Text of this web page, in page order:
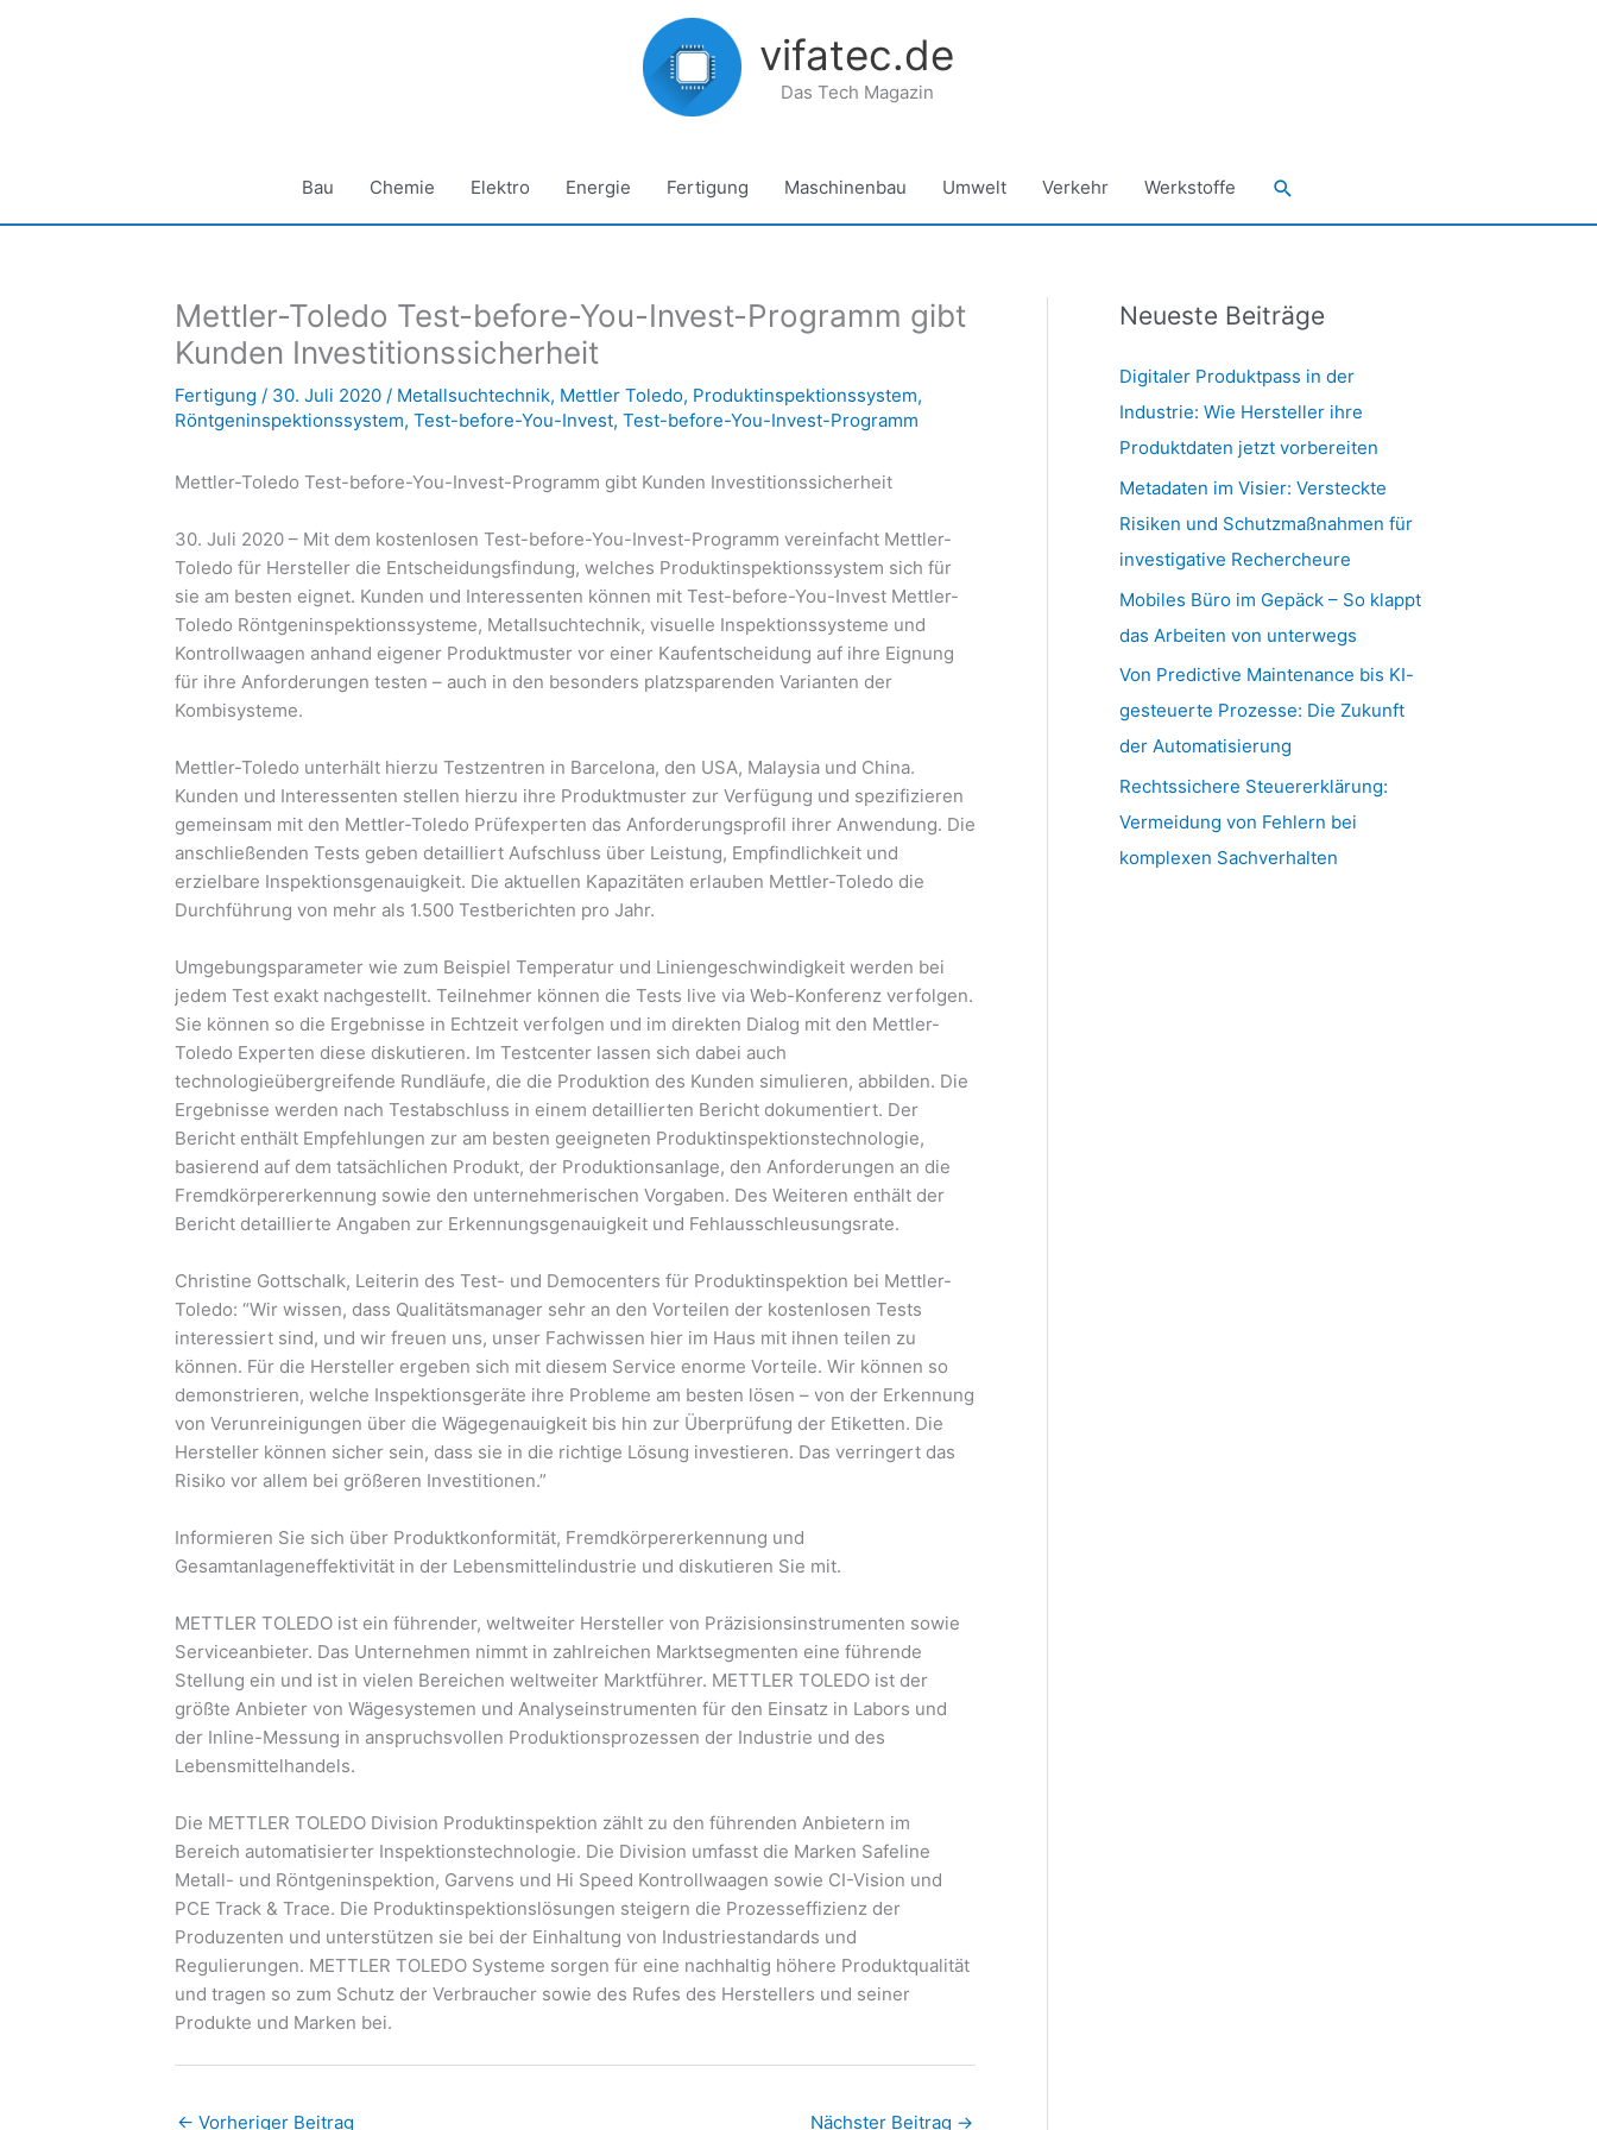
vifatec.de
Das Tech Magazin
Bau Chemie Elektro Energie Fertigung Maschinenbau Umwelt Verkehr Werkstoffe Suchen
Mettler-Toledo Test-before-You-Invest-Programm gibt
Kunden Investitionssicherheit
Fertigung / 30. Juli 2020 / Metallsuchtechnik, Mettler Toledo, Produktinspektionssystem,
Röntgeninspektionssystem, Test-before-You-Invest, Test-before-You-Invest-Programm
Mettler-Toledo Test-before-You-Invest-Programm gibt Kunden Investitionssicherheit
30. Juli 2020 – Mit dem kostenlosen Test-before-You-Invest-Programm vereinfacht Mettler-
Toledo für Hersteller die Entscheidungsfindung, welches Produktinspektionssystem sich für
sie am besten eignet. Kunden und Interessenten können mit Test-before-You-Invest Mettler-
Toledo Röntgeninspektionssysteme, Metallsuchtechnik, visuelle Inspektionssysteme und
Kontrollwaagen anhand eigener Produktmuster vor einer Kaufentscheidung auf ihre Eignung
für ihre Anforderungen testen – auch in den besonders platzsparenden Varianten der
Kombisysteme.
Mettler-Toledo unterhält hierzu Testzentren in Barcelona, den USA, Malaysia und China.
Kunden und Interessenten stellen hierzu ihre Produktmuster zur Verfügung und spezifizieren
gemeinsam mit den Mettler-Toledo Prüfexperten das Anforderungsprofil ihrer Anwendung. Die
anschließenden Tests geben detailliert Aufschluss über Leistung, Empfindlichkeit und
erzielbare Inspektionsgenauigkeit. Die aktuellen Kapazitäten erlauben Mettler-Toledo die
Durchführung von mehr als 1.500 Testberichten pro Jahr.
Umgebungsparameter wie zum Beispiel Temperatur und Liniengeschwindigkeit werden bei
jedem Test exakt nachgestellt. Teilnehmer können die Tests live via Web-Konferenz verfolgen.
Sie können so die Ergebnisse in Echtzeit verfolgen und im direkten Dialog mit den Mettler-
Toledo Experten diese diskutieren. Im Testcenter lassen sich dabei auch
technologieübergreifende Rundläufe, die die Produktion des Kunden simulieren, abbilden. Die
Ergebnisse werden nach Testabschluss in einem detaillierten Bericht dokumentiert. Der
Bericht enthält Empfehlungen zur am besten geeigneten Produktinspektionstechnologie,
basierend auf dem tatsächlichen Produkt, der Produktionsanlage, den Anforderungen an die
Fremdkörpererkennung sowie den unternehmerischen Vorgaben. Des Weiteren enthält der
Bericht detaillierte Angaben zur Erkennungsgenauigkeit und Fehlausschleusungsrate.
Christine Gottschalk, Leiterin des Test- und Democenters für Produktinspektion bei Mettler-
Toledo: “Wir wissen, dass Qualitätsmanager sehr an den Vorteilen der kostenlosen Tests
interessiert sind, und wir freuen uns, unser Fachwissen hier im Haus mit ihnen teilen zu
können. Für die Hersteller ergeben sich mit diesem Service enorme Vorteile. Wir können so
demonstrieren, welche Inspektionsgeräte ihre Probleme am besten lösen – von der Erkennung
von Verunreinigungen über die Wägegenauigkeit bis hin zur Überprüfung der Etiketten. Die
Hersteller können sicher sein, dass sie in die richtige Lösung investieren. Das verringert das
Risiko vor allem bei größeren Investitionen.”
Informieren Sie sich über Produktkonformität, Fremdkörpererkennung und
Gesamtanlageneffektivität in der Lebensmittelindustrie und diskutieren Sie mit.
METTLER TOLEDO ist ein führender, weltweiter Hersteller von Präzisionsinstrumenten sowie
Serviceanbieter. Das Unternehmen nimmt in zahlreichen Marktsegmenten eine führende
Stellung ein und ist in vielen Bereichen weltweiter Marktführer. METTLER TOLEDO ist der
größte Anbieter von Wägesystemen und Analyseinstrumenten für den Einsatz in Labors und
der Inline-Messung in anspruchsvollen Produktionsprozessen der Industrie und des
Lebensmittelhandels.
Die METTLER TOLEDO Division Produktinspektion zählt zu den führenden Anbietern im
Bereich automatisierter Inspektionstechnologie. Die Division umfasst die Marken Safeline
Metall- und Röntgeninspektion, Garvens und Hi Speed Kontrollwaagen sowie CI-Vision und
PCE Track & Trace. Die Produktinspektionslösungen steigern die Prozesseffizienz der
Produzenten und unterstützen sie bei der Einhaltung von Industriestandards und
Regulierungen. METTLER TOLEDO Systeme sorgen für eine nachhaltig höhere Produktqualität
und tragen so zum Schutz der Verbraucher sowie des Rufes des Herstellers und seiner
Produkte und Marken bei.
← Vorheriger Beitrag Nächster Beitrag →
Neueste Beiträge
Digitaler Produktpass in der
Industrie: Wie Hersteller ihre
Produktdaten jetzt vorbereiten
Metadaten im Visier: Versteckte
Risiken und Schutzmaßnahmen für
investigative Rechercheure
Mobiles Büro im Gepäck – So klappt
das Arbeiten von unterwegs
Von Predictive Maintenance bis KI-
gesteuerte Prozesse: Die Zukunft
der Automatisierung
Rechtssichere Steuererklärung:
Vermeidung von Fehlern bei
komplexen Sachverhalten